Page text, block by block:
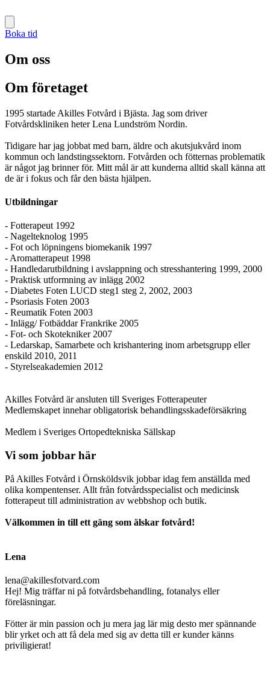
Boka tid
Om oss
Om företaget
1995 startade Akilles Fotvård i Bjästa. Jag som driver
Fotvårdskliniken heter Lena Lundström Nordin.
Tidigare har jag jobbat med barn, äldre och akutsjukvård inom
kommun och landstingssektorn. Fotvården och fötternas problematik
är något jag brinner för. Mitt mål är att kunderna alltid skall känna att
de är i fokus och får den bästa hjälpen.
Utbildningar
- Fotterapeut 1992
- Nagelteknolog 1995
- Fot och löpningens biomekanik 1997
- Aromatterapeut 1998
- Handledarutbildning i avslappning och stresshantering 1999, 2000
- Praktisk utformning av inlägg 2002
- Diabetes Foten LUCD steg1 steg 2, 2002, 2003
- Psoriasis Foten 2003
- Reumatik Foten 2003
- Inlägg/ Fotbäddar Frankrike 2005
- Fot- och Skotekniker 2007
- Ledarskap, Samarbete och krishantering inom arbetsgrupp eller
enskild 2010, 2011
- Styrelseakademien 2012
Akilles Fotvård är ansluten till Sveriges Fotterapeuter
Medlemskapet innehar obligatorisk behandlingsskadeförsäkring
Medlem i Sveriges Ortopedtekniska Sällskap
Vi som jobbar här
På Akilles Fotvård i Örnsköldsvik jobbar idag fem anställda med
olika kompentenser. Allt från fotvårdsspecialist och medicinsk
fotterapeut till administration av webbshop och butik.
Välkommen in till ett gäng som älskar fotvård!
Lena
lena@akillesfotvard.com
Hej! Mig träffar ni på fotvårdsbehandling, fotanalys eller
föreläsningar.
Fötter är min passion och ju mera jag lär mig desto mer spännande
blir yrket och att få dela med sig av detta till er kunder känns
priviligierat!